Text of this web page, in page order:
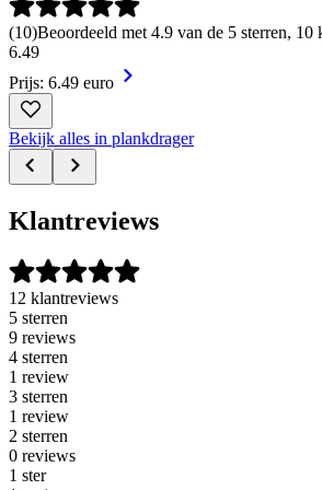
(10)Beoordeeld met 4.9 van de 5 sterren, 10
6.49
Prijs: 6.49 euro
Bekijk alles in plankdrager
Klantreviews
12 klantreviews
5 sterren
9 reviews
4 sterren
1 review
3 sterren
1 review
2 sterren
0 reviews
1 ster